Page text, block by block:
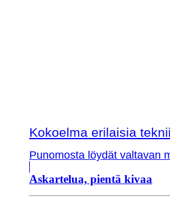
Kokoelma erilaisia
Punomosta löydät valtavan
Askartelua, pientä kivaa